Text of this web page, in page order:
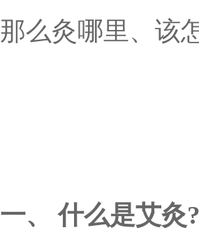
那么灸哪里、该
一、 什么是艾灸?